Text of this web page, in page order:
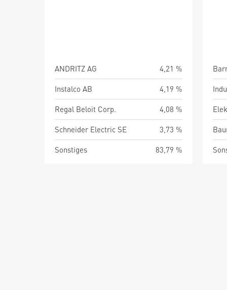
ANDRITZ AG
4,21 %
Instalco AB
4,19 %
Regal Beloit Corp.
4,08 %
Schneider Electric SE
3,73 %
Sonstiges
83,79 %